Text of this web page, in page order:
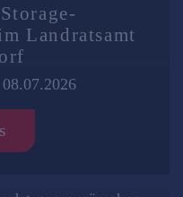
Landratsamt
08.07.2026